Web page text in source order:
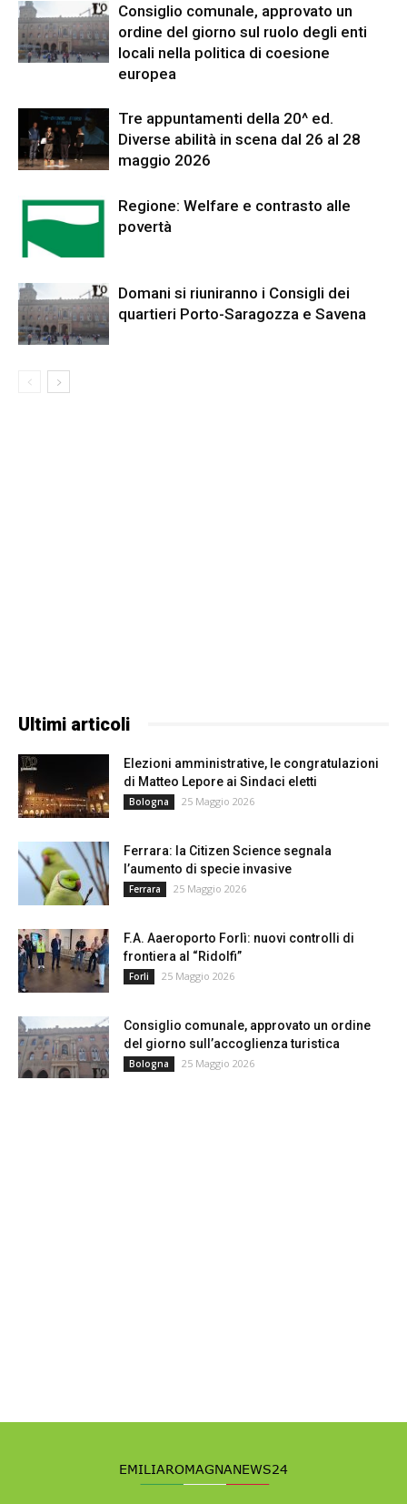
Consiglio comunale, approvato un
ordine del giorno sul ruolo degli enti
locali nella politica di coesione
europea
Tre appuntamenti della 20^ ed.
Diverse abilità in scena dal 26 al 28
maggio 2026
Regione: Welfare e contrasto alle
povertà
Domani si riuniranno i Consigli dei
quartieri Porto-Saragozza e Savena
Ultimi articoli
Elezioni amministrative, le congratulazioni
di Matteo Lepore ai Sindaci eletti
Bologna 25 Maggio 2026
Ferrara: la Citizen Science segnala
l’aumento di specie invasive
Ferrara 25 Maggio 2026
F.A. Aaeroporto Forlì: nuovi controlli di
frontiera al “Ridolfi”
Forli 25 Maggio 2026
Consiglio comunale, approvato un ordine
del giorno sull’accoglienza turistica
Bologna 25 Maggio 2026